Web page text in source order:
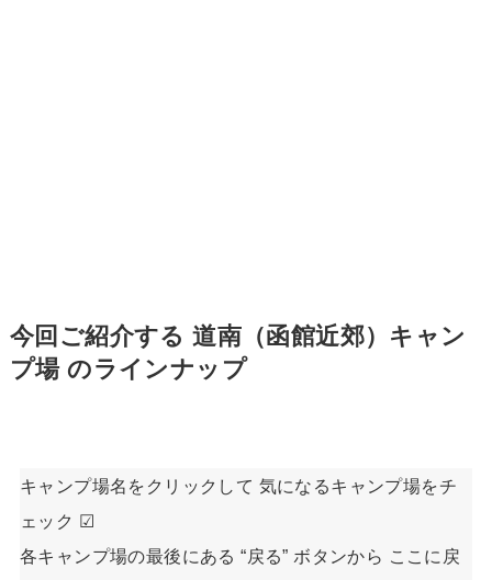
今回ご紹介する 道南（函館近郊）キャン
プ場 のラインナップ
キャンプ場名をクリックして 気になるキャンプ場をチ
ェック ☑
各キャンプ場の最後にある “戻る” ボタンから ここに戻